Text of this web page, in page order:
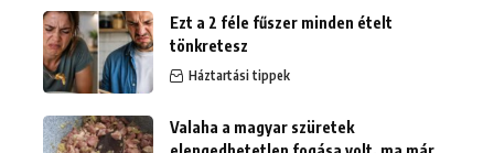
Ezt a 2 féle fűszer minden ételt
tönkretesz
Háztartási tippek
Valaha a magyar szüretek